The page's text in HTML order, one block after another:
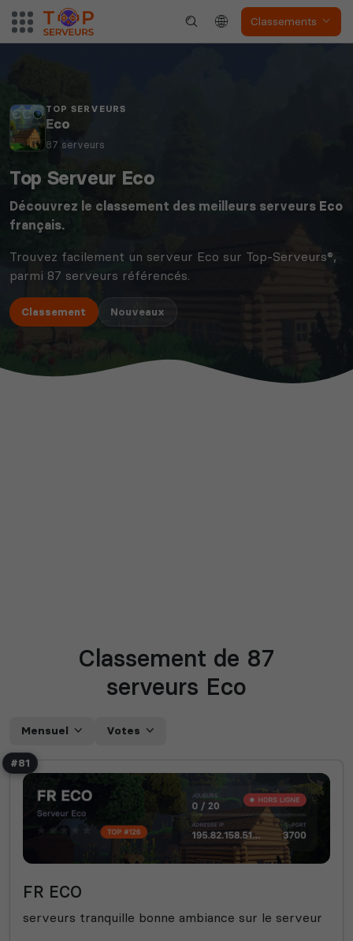
Classements
TOP SERVEURS
Eco
87 serveurs
Top Serveur Eco
Découvrez le classement des meilleurs serveurs Eco
français.
Trouvez facilement un serveur Eco sur Top-Serveurs®,
parmi 87 serveurs référencés.
Classement Nouveaux
Classement de 87
serveurs Eco
Mensuel Votes
#81
FR ECO
serveurs tranquille bonne ambiance sur le serveur